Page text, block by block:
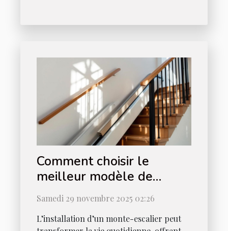
Comment choisir le
meilleur modèle de
monte-escalier pour votre
maison ?
Samedi 29 novembre 2025 02:26
L’installation d’un monte-escalier peut